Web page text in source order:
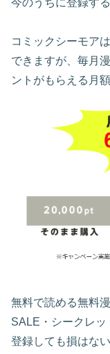
今のうちに登録す
コミックシーモア
できますが、毎月
ントがもらえる月
無料で読める無料
SALE・シークレッ
登録しても損はな